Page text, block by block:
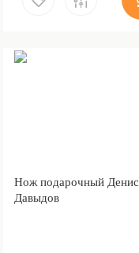
Нож подарочный Денис
Давыдов